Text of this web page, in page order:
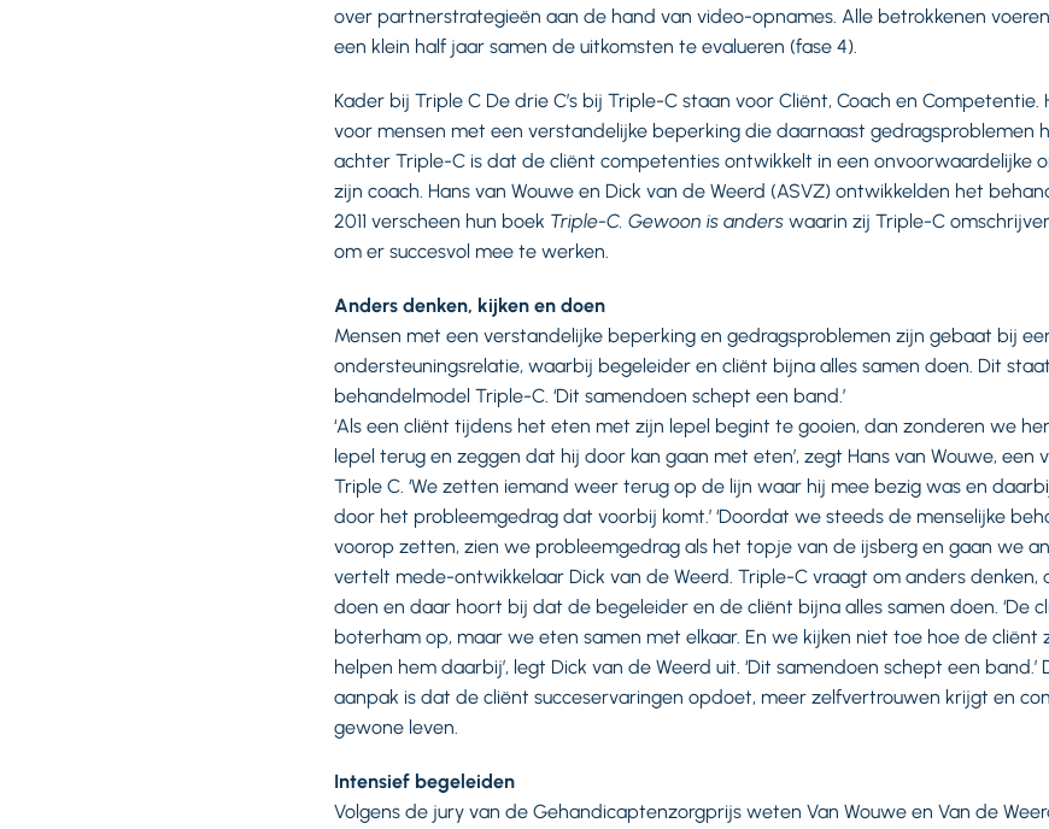
over partnerstrategieën aan de hand van video-opnames. Alle betrokkenen
een klein half jaar samen de uitkomsten te evalueren (fase 4).
Kader bij Triple C De drie C’s bij Triple-C staan voor Cliënt, Coach en
voor mensen met een verstandelijke beperking die daarnaast gedragsproblemen
achter Triple-C is dat de cliënt competenties ontwikkelt in een onvoorwaardelijke
zijn coach. Hans van Wouwe en Dick van de Weerd (ASVZ) ontwikkelden het
2011 verscheen hun boek Triple-C. Gewoon is anderswaarin zij Triple-C
om er succesvol mee te werken.
Anders denken, kijken en doen
Mensen met een verstandelijke beperking en gedragsproblemen zijn gebaat bij
ondersteuningsrelatie, waarbij begeleider en cliënt bijna alles samen doen. Dit
behandelmodel Triple-C. ‘Dit samendoen schept een band.’
‘Als een cliënt tijdens het eten met zijn lepel begint te gooien, dan zonderen we
lepel terug en zeggen dat hij door kan gaan met eten’, zegt Hans van Wouwe, een
Triple C. ‘We zetten iemand weer terug op de lijn waar hij mee bezig was en
door het probleemgedrag dat voorbij komt.’ ‘Doordat we steeds de menselijke
voorop zetten, zien we probleemgedrag als het topje van de ijsberg en gaan we
vertelt mede-ontwikkelaar Dick van de Weerd. Triple-C vraagt om anders denken,
doen en daar hoort bij dat de begeleider en de cliënt bijna alles samen doen. ‘De
boterham op, maar we eten samen met elkaar. En we kijken niet toe hoe de
helpen hem daarbij’, legt Dick van de Weerd uit. ‘Dit samendoen schept een
aanpak is dat de cliënt succeservaringen opdoet, meer zelfvertrouwen krijgt en
gewone leven.
Intensief begeleiden
Volgens de jury van de Gehandicaptenzorgprijs weten Van Wouwe en Van de